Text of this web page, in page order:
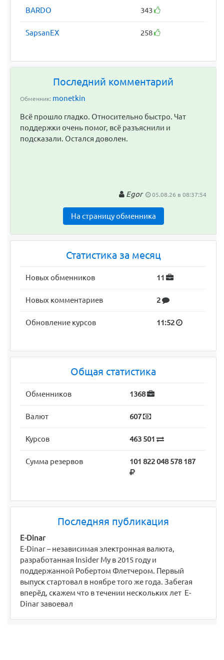
BARDO 343
SapsanEX 258
Последний комментарий
Обменник: monetkin
Всё прошло гладко. Относительно быстро. Чат
поддержки очень помог, всё разъяснили и
подсказали. Остался доволен.
Egor 05.08.26 в 08:37:54
На страницу обменника
Статистика за месяц
Новых обменников 11
Новых комментариев 2
Обновление курсов 11:52
Общая статистика
Обменников 1368
Валют 607
Курсов 463 501
Сумма резервов 101 822 048 578 187
Последняя публикация
E-Dinar
E-Dinar – независимая электронная валюта,
разработанная Insider My в 2015 году и
поддержанной Робертом Флетчером. Первый
выпуск стартовал в ноябре того же года. Забегая
вперёд, скажем что в течении нескольких лет E-
Dinar завоевал